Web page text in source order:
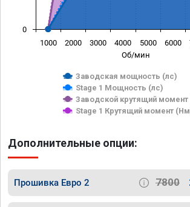
Об/мин
Заводская мощность (лс)
Stage 1 Мощность (лс)
Заводской крутящий
Stage 1 Крутящий момент
1000 2000 3000 4000 5000 6000
0
Дополнительные опции:
Прошивка Евро 2 7800